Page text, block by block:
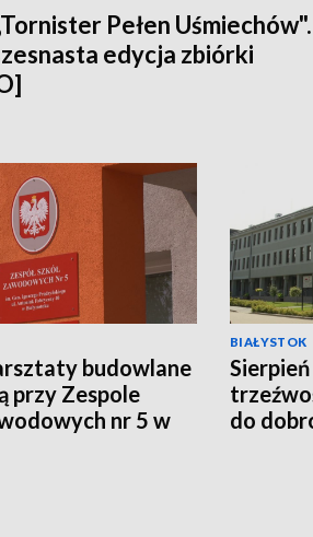
Pełen Uśmiechów".
edycja zbiórki
budowlane
przy Zespole
nr 5 w
BIAŁYSTOK
do